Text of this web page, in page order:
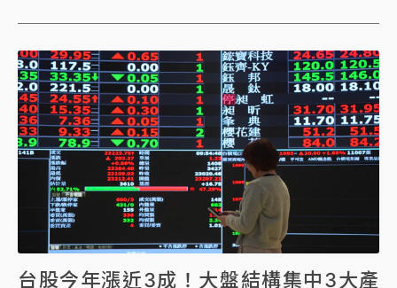
台股今年漲近3成！大盤結構集中3大產